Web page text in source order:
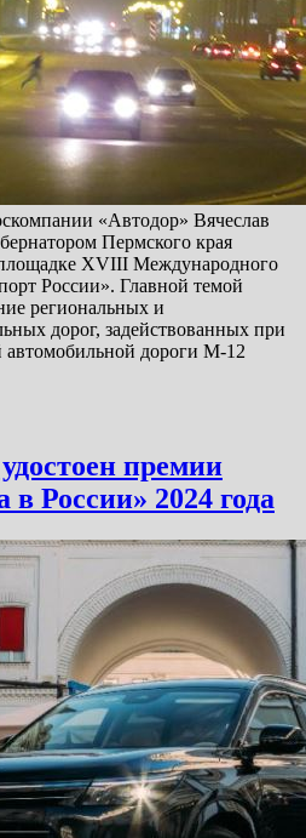
«Автодор» Вячеслав
Пермского края
XVIII Международного
России». Главной темой
региональных и
дорог, задействованных при
автомобильной дороги М-12
премии
в России» 2024 года